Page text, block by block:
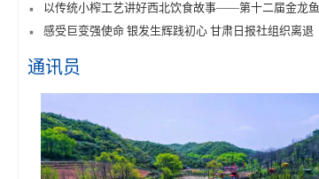
以传统小榨工艺讲好西北饮食故事——第十二届金龙鱼
感受巨变强使命 银发生辉践初心 甘肃日报社组织离退
通讯员